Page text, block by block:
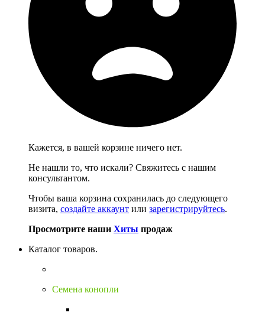
Кажется, в вашей корзине ничего нет.
Не нашли то, что искали? Свяжитесь с нашим
консультантом.
Чтобы ваша корзина сохранилась до следующего
визита, создайте аккаунт или зарегистрируйтесь.
Просмотрите наши Хиты продаж
Каталог товаров.
Семена конопли